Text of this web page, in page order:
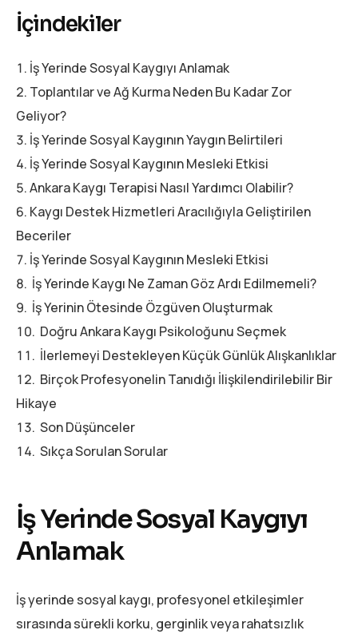
İçindekiler
İş Yerinde Sosyal Kaygıyı Anlamak
Toplantılar ve Ağ Kurma Neden Bu Kadar Zor
Geliyor?
İş Yerinde Sosyal Kaygının Yaygın Belirtileri
İş Yerinde Sosyal Kaygının Mesleki Etkisi
Ankara Kaygı Terapisi Nasıl Yardımcı Olabilir?
Kaygı Destek Hizmetleri Aracılığıyla Geliştirilen
Beceriler
İş Yerinde Sosyal Kaygının Mesleki Etkisi
İş Yerinde Kaygı Ne Zaman Göz Ardı Edilmemeli?
İş Yerinin Ötesinde Özgüven Oluşturmak
Doğru Ankara Kaygı Psikoloğunu Seçmek
İlerlemeyi Destekleyen Küçük Günlük Alışkanlıklar
Birçok Profesyonelin Tanıdığı İlişkilendirilebilir Bir
Hikaye
Son Düşünceler
Sıkça Sorulan Sorular
İş Yerinde Sosyal Kaygıyı
Anlamak
İş yerinde sosyal kaygı, profesyonel etkileşimler
sırasında sürekli korku, gerginlik veya rahatsızlık